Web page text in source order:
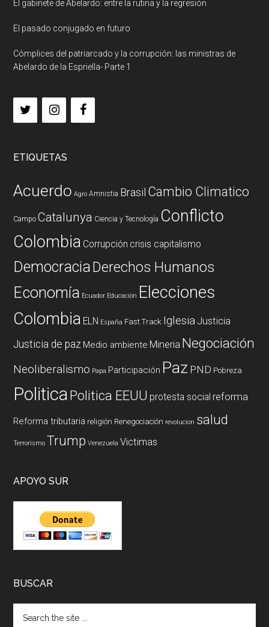
El gabinete de Abelardo: entre la rutina y la regresión
El pasado conjugado en futuro
Cómplices del patriarcado y la corrupción: las ministras de
Abelardo de la Espriella- Parte 1
ETIQUETAS
Acuerdo Agro Amnistia Brasil Cambio Climatico
Campo Catalunya Ciencia y Tecnología Conflicto
Colombia Corrupción crisis capitalismo
DemocraciaDerechos Humanos
Economía Ecuador Educación Elecciones
Colombia ELN España Fast Track Iglesia Justicia
Justicia de paz Medio ambiente Mineria Negociación
Neoliberalismo Papa Participación Paz PND Pobreza
PoliticaPolitica EEUU protesta social reforma
Reforma tributaria religión Renegociación revolucion salud
Terrorismo Trump Venezuela Victimas
APOYO SUR
BUSCAR